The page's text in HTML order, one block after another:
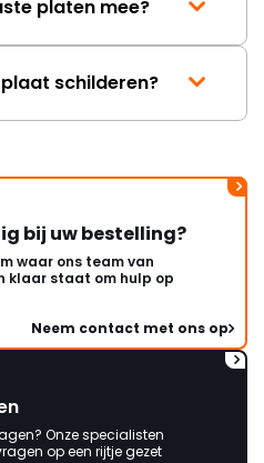
platen mee?
schilderen?
bij uw bestelling?
waar ons team van
klaar staat om hulp op
Neem contact met ons op
Onze specialisten
op een rijtje gezet